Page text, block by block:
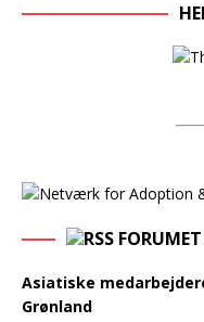
Asiatiske
Grønland